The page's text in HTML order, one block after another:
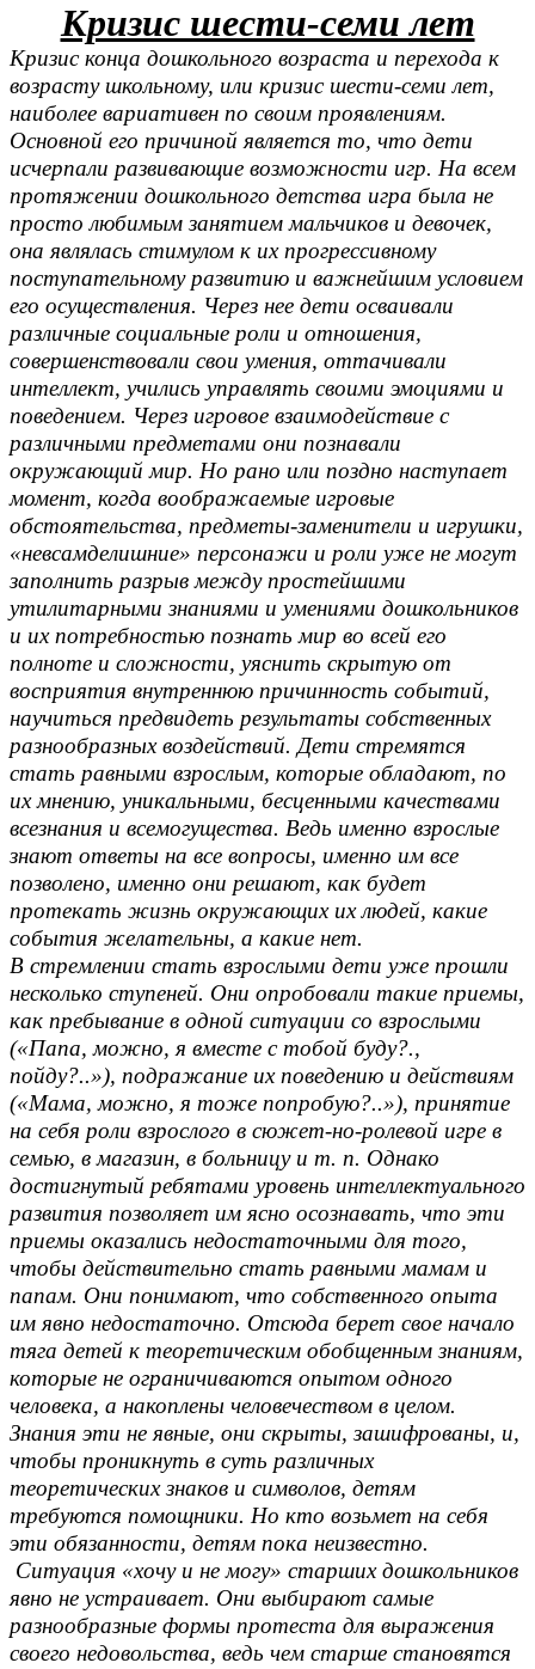
Кризис шести-семи лет
Кризис конца дошкольного возраста и перехода к
возрасту школьному, или кризис шести-семи лет,
наиболее вариативен по своим проявлениям.
Основной его причиной является то, что дети
исчерпали развивающие возможности игр. На всем
протяжении дошкольного детства игра была не
просто любимым занятием мальчиков и девочек,
она являлась стимулом к их прогрессивному
поступательному развитию и важнейшим условием
его осуществления. Через нее дети осваивали
различные социальные роли и отношения,
совершенствовали свои умения, оттачивали
интеллект, учились управлять своими эмоциями и
поведением. Через игровое взаимодействие с
различными предметами они познавали
окружающий мир. Но рано или поздно наступает
момент, когда воображаемые игровые
обстоятельства, предметы-заменители и игрушки,
«невсамделишние» персонажи и роли уже не могут
заполнить разрыв между простейшими
утилитарными знаниями и умениями дошкольников
и их потребностью познать мир во всей его
полноте и сложности, уяснить скрытую от
восприятия внутреннюю причинность событий,
научиться предвидеть результаты собственных
разнообразных воздействий. Дети стремятся
стать равными взрослым, которые обладают, по
их мнению, уникальными, бесценными качествами
всезнания и всемогущества. Ведь именно взрослые
знают ответы на все вопросы, именно им все
позволено, именно они решают, как будет
протекать жизнь окружающих их людей, какие
события желательны, а какие нет.
В стремлении стать взрослыми дети уже прошли
несколько ступеней. Они опробовали такие приемы,
как пребывание в одной ситуации со взрослыми
(«Папа, можно, я вместе с тобой буду?.,
пойду?..»), подражание их поведению и действиям
(«Мама, можно, я тоже попробую?..»), принятие
на себя роли взрослого в сюжет-но-ролевой игре в
семью, в магазин, в больницу и т. п. Однако
достигнутый ребятами уровень интеллектуального
развития позволяет им ясно осознавать, что эти
приемы оказались недостаточными для того,
чтобы действительно стать равными мамам и
папам. Они понимают, что собственного опыта
им явно недостаточно. Отсюда берет свое начало
тяга детей к теоретическим обобщенным знаниям,
которые не ограничиваются опытом одного
человека, а накоплены человечеством в целом.
Знания эти не явные, они скрыты, зашифрованы, и,
чтобы проникнуть в суть различных
теоретических знаков и символов, детям
требуются помощники. Но кто возьмет на себя
эти обязанности, детям пока неизвестно.
Ситуация «хочу и не могу» старших дошкольников
явно не устраивает. Они выбирают самые
разнообразные формы протеста для выражения
своего недовольства, ведь чем старше становятся